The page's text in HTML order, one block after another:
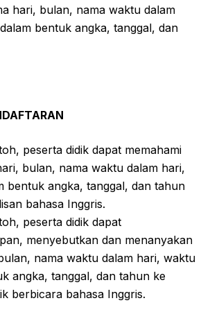
hari, bulan, nama waktu dalam
bentuk angka, tanggal, dan
peserta didik dapat memahami
bulan, nama waktu dalam hari,
bentuk angka, tanggal, dan tahun
bahasa Inggris.
peserta didik dapat
menyebutkan dan menanyakan
nama waktu dalam hari, waktu
angka, tanggal, dan tahun ke
berbicara bahasa Inggris.